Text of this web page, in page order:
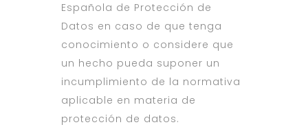
Española de Protección de
Datos en caso de que tenga
conocimiento o considere que
un hecho pueda suponer un
incumplimiento de la normativa
aplicable en materia de
protección de datos.